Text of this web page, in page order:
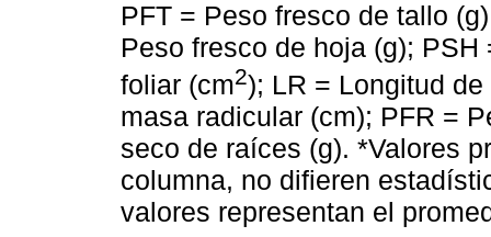
PFT = Peso fresco de tallo
Peso fresco de hoja (g);
foliar (cm2); LR = Longitud
masa radicular (cm); PFR =
seco de raíces (g). *Valores
columna, no difieren
valores representan el